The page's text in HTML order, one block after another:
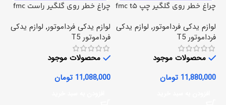
چراغ خطر روی گلگیر چپ fmc t5
لوازم یدکی فرداموتور, لوازم یدکی
فرداموتور T5
محصولات موجود
11,880,000 تومان
چراغ خطر روی گلگیر راست fmc
لوازم یدکی فرداموتور, لوازم یدکی
فرداموتور T5
محصولات موجود
11,088,000 تومان